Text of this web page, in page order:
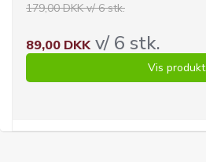
179,00 DKK v/ 6 stk.
89,00 DKKv/ 6 stk.
Vis produkt